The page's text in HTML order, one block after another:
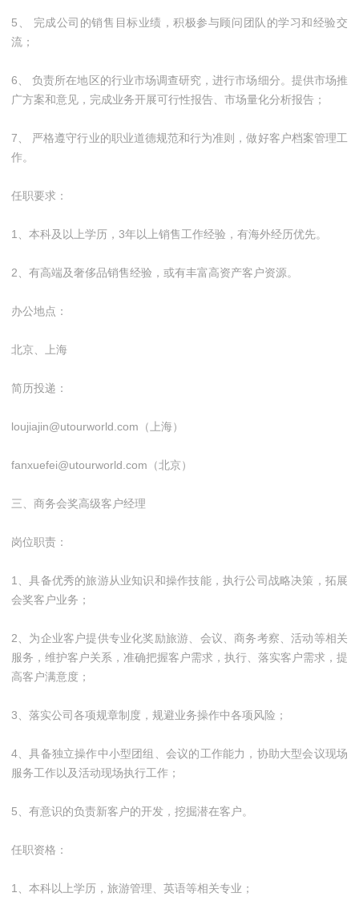
5、 完成公司的销售目标业绩，积极参与顾问团队的学习和经验交
流；
6、 负责所在地区的行业市场调查研究，进行市场细分。提供市场推
广方案和意见，完成业务开展可行性报告、市场量化分析报告；
7、 严格遵守行业的职业道德规范和行为准则，做好客户档案管理工
作。
任职要求：
1、本科及以上学历，3年以上销售工作经验，有海外经历优先。
2、有高端及奢侈品销售经验，或有丰富高资产客户资源。
办公地点：
北京、上海
简历投递：
loujiajin@utourworld.com（上海）
fanxuefei@utourworld.com（北京）
三、商务会奖高级客户经理
岗位职责：
1、具备优秀的旅游从业知识和操作技能，执行公司战略决策，拓展
会奖客户业务；
2、为企业客户提供专业化奖励旅游、会议、商务考察、活动等相关
服务，维护客户关系，准确把握客户需求，执行、落实客户需求，提
高客户满意度；
3、落实公司各项规章制度，规避业务操作中各项风险；
4、具备独立操作中小型团组、会议的工作能力，协助大型会议现场
服务工作以及活动现场执行工作；
5、有意识的负责新客户的开发，挖掘潜在客户。
任职资格：
1、本科以上学历，旅游管理、英语等相关专业；